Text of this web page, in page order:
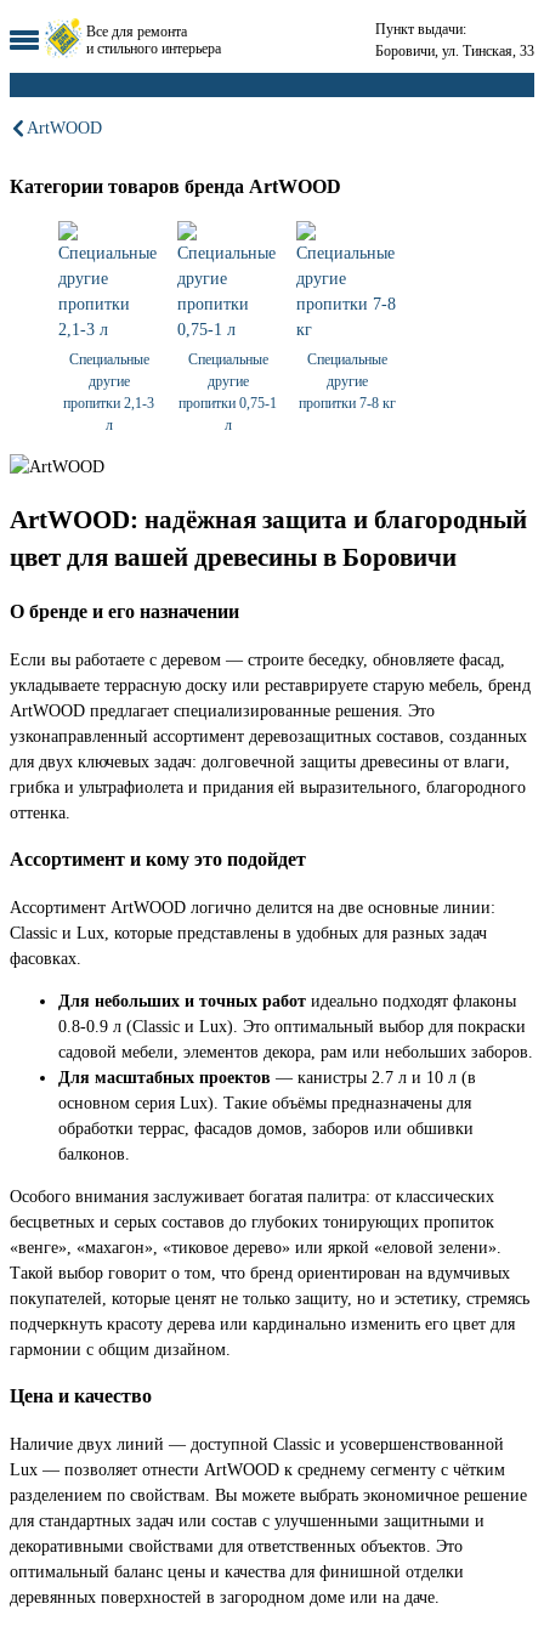
Все для ремонта
и стильного интерьера
Пункт выдачи:
Боровичи, ул. Тинская, 33
ArtWOOD
Категории товаров бренда ArtWOOD
Специальные
другие
пропитки 2,1-3
л
Специальные
другие
пропитки 0,75-1
л
Специальные
другие
пропитки 7-8 кг
ArtWOOD: надёжная защита и благородный
цвет для вашей древесины в Боровичи
О бренде и его назначении
Если вы работаете с деревом — строите беседку, обновляете фасад,
укладываете террасную доску или реставрируете старую мебель, бренд
ArtWOOD предлагает специализированные решения. Это
узконаправленный ассортимент деревозащитных составов, созданных
для двух ключевых задач: долговечной защиты древесины от влаги,
грибка и ультрафиолета и придания ей выразительного, благородного
оттенка.
Ассортимент и кому это подойдет
Ассортимент ArtWOOD логично делится на две основные линии:
Classic и Lux, которые представлены в удобных для разных задач
фасовках.
Для небольших и точных работ идеально подходят флаконы
0.8-0.9 л (Classic и Lux). Это оптимальный выбор для покраски
садовой мебели, элементов декора, рам или небольших заборов.
Для масштабных проектов — канистры 2.7 л и 10 л (в
основном серия Lux). Такие объёмы предназначены для
обработки террас, фасадов домов, заборов или обшивки
балконов.
Особого внимания заслуживает богатая палитра: от классических
бесцветных и серых составов до глубоких тонирующих пропиток
«венге», «махагон», «тиковое дерево» или яркой «еловой зелени».
Такой выбор говорит о том, что бренд ориентирован на вдумчивых
покупателей, которые ценят не только защиту, но и эстетику, стремясь
подчеркнуть красоту дерева или кардинально изменить его цвет для
гармонии с общим дизайном.
Цена и качество
Наличие двух линий — доступной Classic и усовершенствованной
Lux — позволяет отнести ArtWOOD к среднему сегменту с чётким
разделением по свойствам. Вы можете выбрать экономичное решение
для стандартных задач или состав с улучшенными защитными и
декоративными свойствами для ответственных объектов. Это
оптимальный баланс цены и качества для финишной отделки
деревянных поверхностей в загородном доме или на даче.